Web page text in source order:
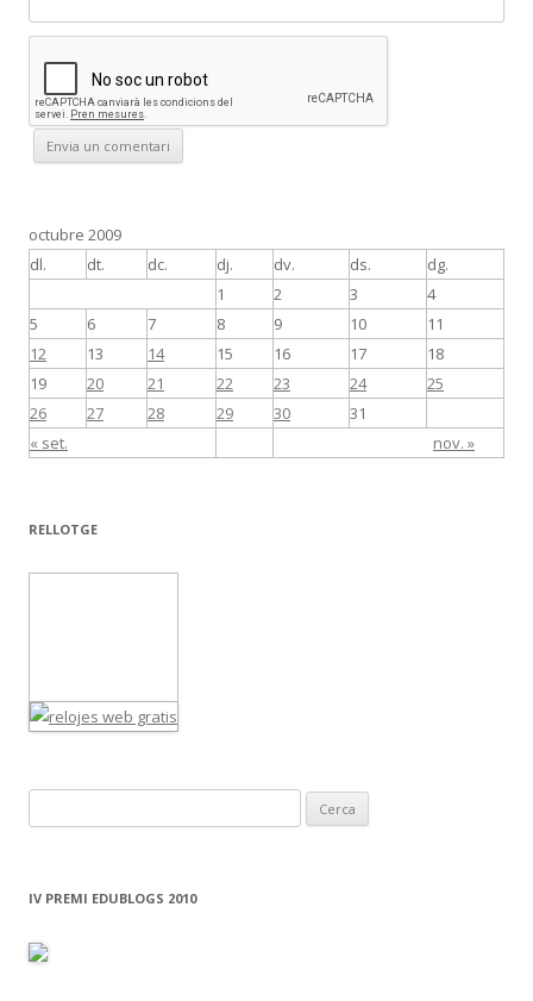
octubre 2009
dl.
dt. dc. dj. dv. ds. dg.
« set. nov. »
1 2 3
4
5
6 7 8 9 10
11
12
13 14 15 16 17
18
19
20 21 22 23 24
25
26
27 28 29 30 31
RELLOTGE
e
c
:
IV PREMI EDUBLOGS 2010